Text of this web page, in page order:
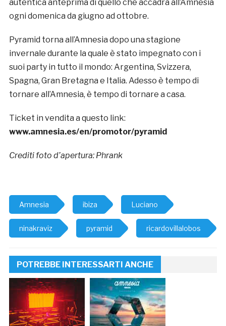
autentica anteprima di quello che accadrà all’Amnesia
ogni domenica da giugno ad ottobre.
Pyramid torna all’Amnesia dopo una stagione
invernale durante la quale è stato impegnato con i
suoi party in tutto il mondo: Argentina, Svizzera,
Spagna, Gran Bretagna e Italia. Adesso è tempo di
tornare all’Amnesia, è tempo di tornare a casa.
Ticket in vendita a questo link:
www.amnesia.es/en/promotor/pyramid
Crediti foto d’apertura: Phrank
Amnesia ibiza Luciano
ninakraviz pyramid ricardovillalobos
POTREBBE INTERESSARTI ANCHE